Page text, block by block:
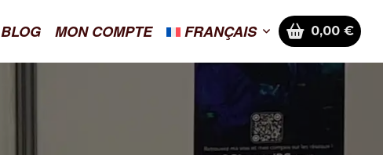
BLOG MON COMPTE FRANÇAIS 0,00 €